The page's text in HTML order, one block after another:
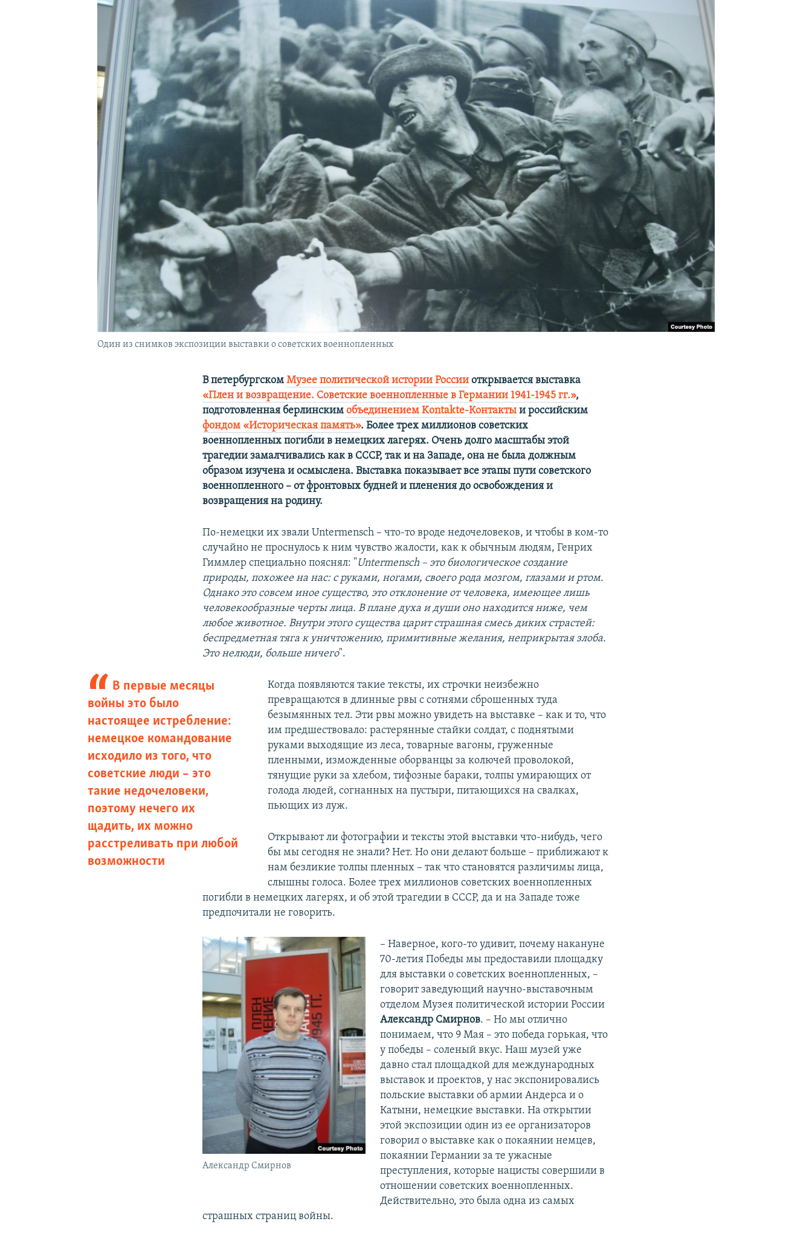
УКРАИНСКАЯ ПРОБЛЕМА КРЫМА
Один из снимков экспозиции выставки о советских военнопленных
В петербургскомМузее политической истории России открывается выставка
«Плен и возвращение. Советские военнопленные в Германии 1941-1945 гг.»,
подготовленная берлинскимобъединением Kontakte-Контакты и российским
фондом «Историческая память». Более трех миллионов советских
военнопленных погибли в немецких лагерях. Очень долго масштабы этой
трагедии замалчивались как в СССР, так и на Западе, она не была должным
образом изучена и осмыслена. Выставка показывает все этапы пути советского
военнопленного – от фронтовых будней и пленения до освобождения и
возвращения на родину.
По-немецки их звали Untermensch – что-то вроде недочеловеков, и чтобы в ком-то
случайно не проснулось к ним чувство жалости, как к обычным людям, Генрих
Гиммлер специально пояснял: "Untermensch – это биологическое создание
природы, похожее на нас: с руками, ногами, своего рода мозгом, глазами и ртом.
Однако это совсем иное существо, это отклонение от человека, имеющее лишь
человекообразные черты лица. В плане духа и души оно находится ниже, чем
любое животное. Внутри этого существа царит страшная смесь диких страстей:
беспредметная тяга к уничтожению, примитивные желания, неприкрытая злоба.
Это нелюди, больше ничего".
В первые месяцы
войны это было
настоящее истребление:
немецкое командование
исходило из того, что
советские люди – это
такие недочеловеки,
поэтому нечего их
щадить, их можно
расстреливать при любой
возможности
Когда появляются такие тексты, их строчки неизбежно
превращаются в длинные рвы с сотнями сброшенных туда
безымянных тел. Эти рвы можно увидеть на выставке – как и то, что
им предшествовало: растерянные стайки солдат, с поднятыми
руками выходящие из леса, товарные вагоны, груженные
пленными, изможденные оборванцы за колючей проволокой,
тянущие руки за хлебом, тифозные бараки, толпы умирающих от
голода людей, согнанных на пустыри, питающихся на свалках,
пьющих из луж.
Открывают ли фотографии и тексты этой выставки что-нибудь, чего
бы мы сегодня не знали? Нет. Но они делают больше – приближают к
нам безликие толпы пленных – так что становятся различимы лица,
слышны голоса. Более трех миллионов советских военнопленных
погибли в немецких лагерях, и об этой трагедии в СССР, да и на Западе тоже
предпочитали не говорить.
Александр Смирнов
– Наверное, кого-то удивит, почему накануне
70-летия Победы мы предоставили площадку
для выставки о советских военнопленных, –
говорит заведующий научно-выставочным
отделом Музея политической истории России
Александр Смирнов. – Но мы отлично
понимаем, что 9 Мая – это победа горькая, что
у победы – соленый вкус. Наш музей уже
давно стал площадкой для международных
выставок и проектов, у нас экспонировались
польские выставки об армии Андерса и о
Катыни, немецкие выставки. На открытии
этой экспозиции один из ее организаторов
говорил о выставке как о покаянии немцев,
покаянии Германии за те ужасные
преступления, которые нацисты совершили в
отношении советских военнопленных.
Действительно, это была одна из самых
страшных страниц войны.